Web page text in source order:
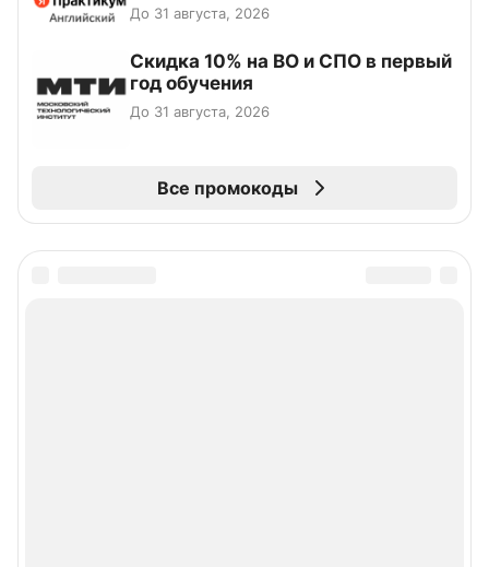
До 31 августа, 2026
Скидка 10% на ВО и СПО в первый
год обучения
До 31 августа, 2026
Все промокоды